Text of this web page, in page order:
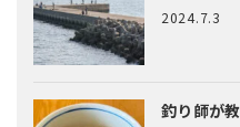
2024.7.3
釣り師が